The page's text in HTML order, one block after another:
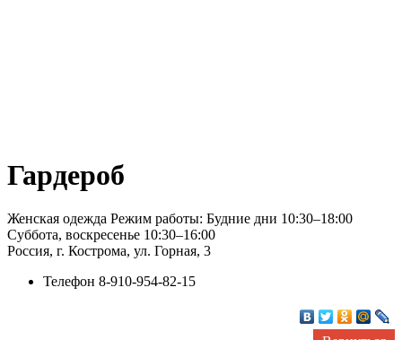
Гардероб
Женская одежда Режим работы: Будние дни 10:30–18:00
Суббота, воскресенье 10:30–16:00
Россия, г. Кострома, ул. Горная, 3
Телефон 8-910-954-82-15